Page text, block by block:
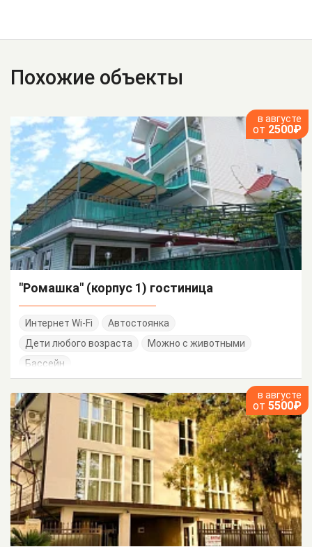
Похожие объекты
в августе
от 2500₽
"Ромашка" (корпус 1) гостиница
Интернет Wi-Fi
Автостоянка
Дети любого возраста
Можно с животными
Бассейн
в августе
от 5500₽